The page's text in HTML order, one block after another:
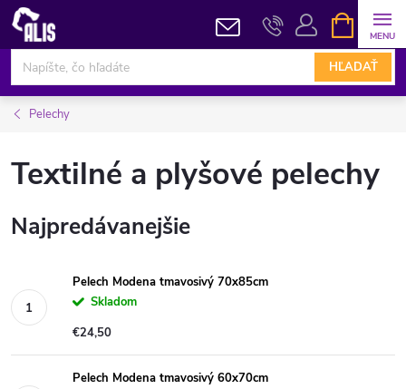
Prejsť
obsah
HĽADAŤ
KOŠÍK
Pelechy
Textilné a plyšové pelechy
Najpredávanejšie
Pelech Modena tmavosivý 70x85cm
Skladom
€24,50
Pelech Modena tmavosivý 60x70cm